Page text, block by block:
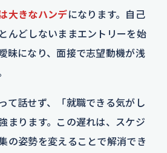
大きなハンデになります。自己
んどしないままエントリーを始
昧になり、面接で志望動機が浅
て話せず、「就職できる気がし
まります。この遅れは、スケジ
の姿勢を変えることで解消でき